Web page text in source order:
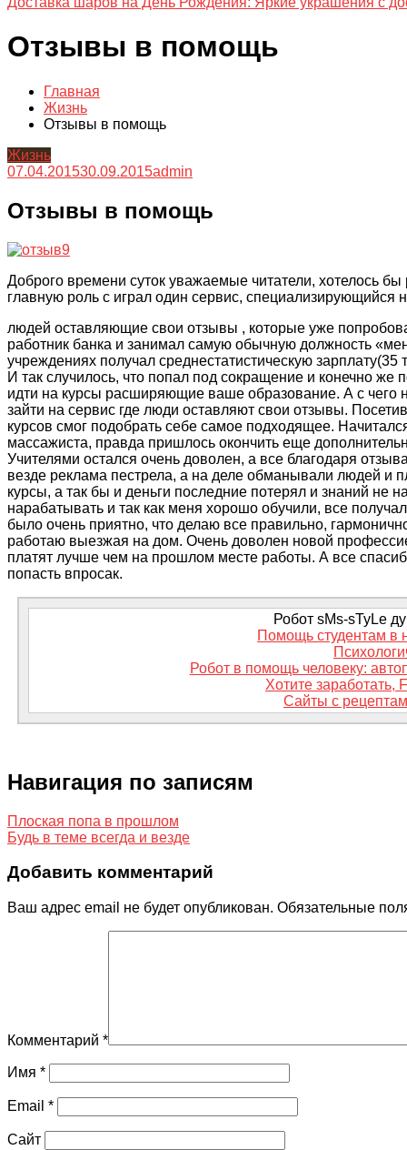
Отзывы в помощь
Главная
Жизнь
Отзывы в помощь
Жизнь
07.04.201530.09.2015admin
Отзывы в помощь
Доброго времени суток уважаемые читатели, хотелось
главную роль с играл один сервис, специализирующийся
людей оставляющие свои отзывы , которые уже
работник банка и занимал самую обычную должность
учреждениях получал среднестатистическую зарплату(35
И так случилось, что попал под сокращение и конечно же
идти на курсы расширяющие ваше образование. А с чего
зайти на сервис где люди оставляют свои отзывы.
курсов смог подобрать себе самое подходящее.
массажиста, правда пришлось окончить еще
Учителями остался очень доволен, а все благодаря
везде реклама пестрела, а на деле обманывали людей и
курсы, а так бы и деньги последние потерял и знаний не
нарабатывать и так как меня хорошо обучили, все
было очень приятно, что делаю все правильно,
работаю выезжая на дом. Очень доволен новой
платят лучше чем на прошлом месте работы. А все
попасть впросак.
Робот sMs-sTyLe
Помощь студентам в
Робот в помощь человеку:
Хотите
Сайты с
Навигация по записям
Плоская попа в прошлом
Будь в теме всегда и везде
Добавить комментарий
Ваш адрес email не будет опубликован. Обязательные
Комментарий *
Имя *
Email *
Сайт